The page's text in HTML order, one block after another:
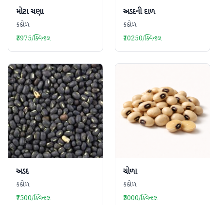
મોટા ચણા
કઠોળ
₹5975/ક્વિન્ટલ
અડદની દાળ
કઠોળ
₹10250/ક્વિન્ટલ
અડદ
કઠોળ
₹7500/ક્વિન્ટલ
ચોળા
કઠોળ
₹5000/ક્વિન્ટલ